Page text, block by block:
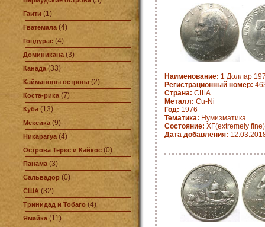
Гаити (1)
Гватемала(4)
Гондурас (4)
Доминикана(3)
Канада(33)
Каймановы острова (2)
Коста-рика (7)
Куба (13)
Мексика (9)
Никарагуа (4)
Острова Теркс и Кайкос (0)
Панама(3)
Сальвадор (0)
США (32)
Тринидад и Тобаго (4)
Ямайка (11)
Наименование: 1 Доллар
Регистрационный номер:
Страна: CША
Металл: Cu-Ni
Год: 1976
Тематика: Нумизматика
Состояние: XF(extremely fine)
Дата добавления: